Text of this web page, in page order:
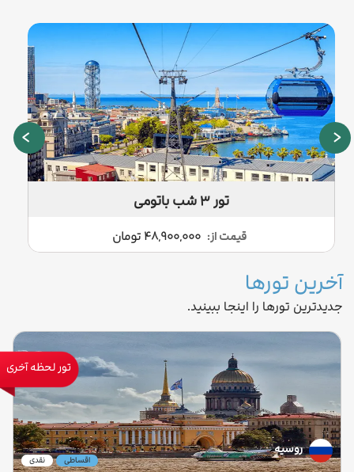
تور ۳ شب باتومی
قیمت از: 48,900,000 تومان
‹
›
آخرین تورها
جدیدترین تورها را اینجا ببینید.
تور لحظه آخری
روسیه
نقدی اقساطی